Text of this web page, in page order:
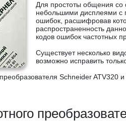
Для простоты общения со
небольшими дисплеями
ошибок, расшифровав
распространенность
кодов ошибок частотных
Существует несколько
возможно исправить
Schneider ATV320